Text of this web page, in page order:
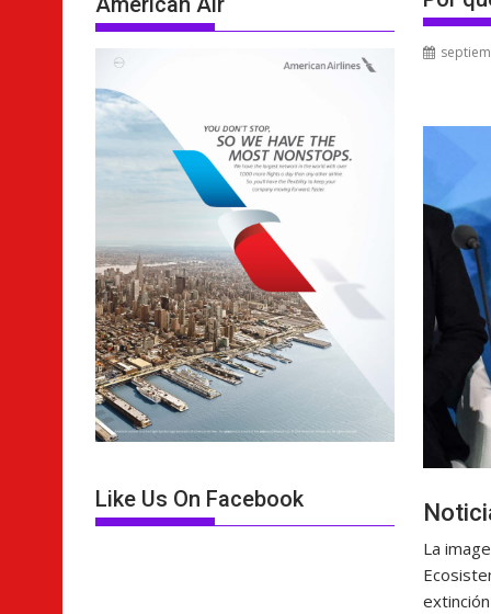
La
Like Us On Facebook